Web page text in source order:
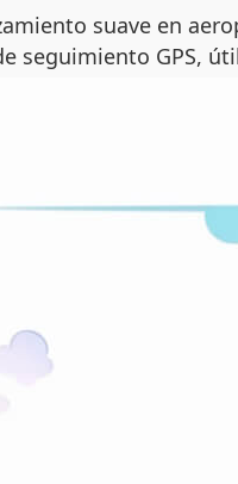
suave en
seguimiento GPS,